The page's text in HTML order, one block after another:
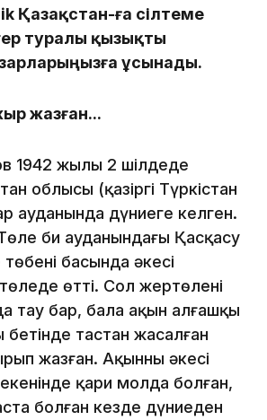
Қазақстан-ға сілтеме
туралы қызықты
ұсынады.
жазған...
1942 жылы 2 шілдеде
облысы (қазіргі Түркістан
ауданында дүниеге келген.
би ауданындағы Қасқасу
басында әкесі
өтті. Сол жертөленің
тау бар, бала ақын алғашқы
бетінде тастан жасалған
жазған. Ақынның әкесі
қари молда болған,
болған кезде дүниеден